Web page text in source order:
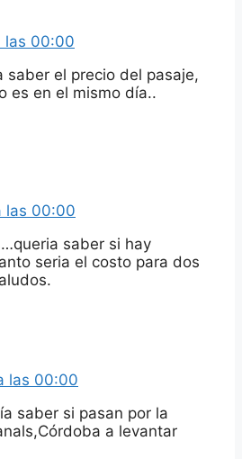
las 00:00
saber el precio del pasaje,
es en el mismo día..
las 00:00
saber si hay
seria el costo para dos
las 00:00
saber si pasan por la
a levantar